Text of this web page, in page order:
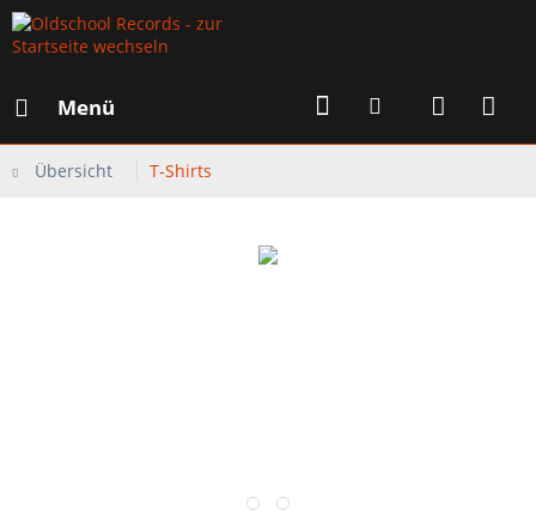
Menü
Übersicht T-Shirts